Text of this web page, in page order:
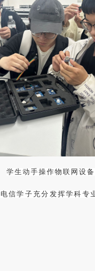
学生动手操作物联网设备
信学子充分发挥学科